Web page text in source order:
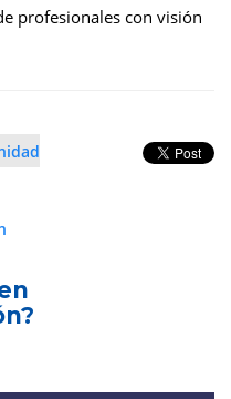
profesionales con visión